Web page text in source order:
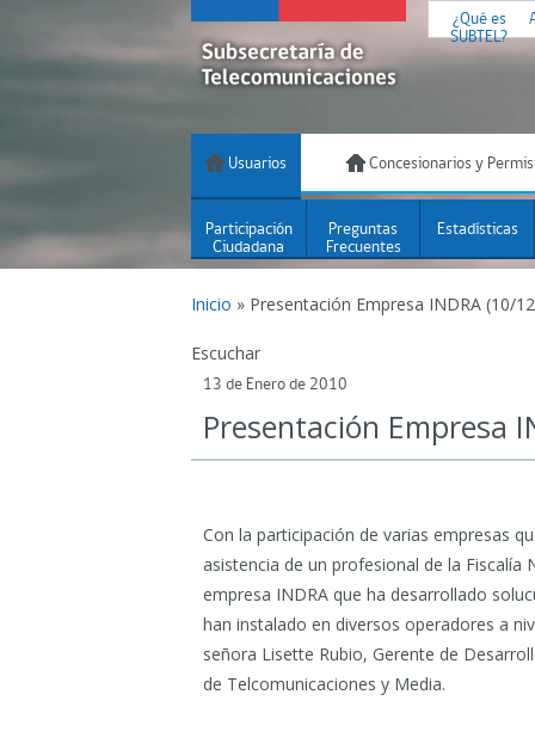
¿Qué es
SUBTEL?
Usuarios Concesionarios y
Participación
Ciudadana
Preguntas
Frecuentes
Estadísticas
Inicio » Presentación Empresa INDRA (10/
Escuchar
13 de Enero de 2010
Presentación Empresa
Con la participación de varias empresas
asistencia de un profesional de la Fiscalía
empresa INDRA que ha desarrollado
han instalado en diversos operadores a
señora Lisette Rubio, Gerente de
de Telcomunicaciones y Media.